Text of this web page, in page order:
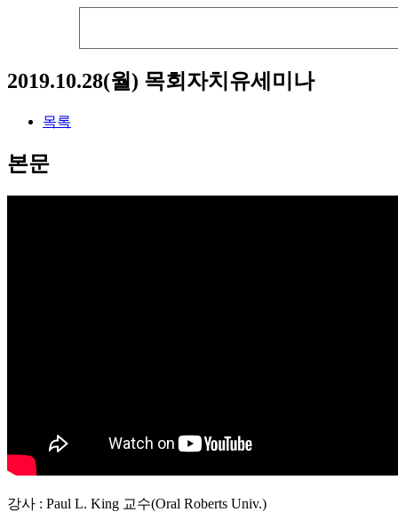
2019.10.28(월) 목회자치유세미나
목록
본문
강사 : Paul L. King 교수(Oral Roberts Univ.)